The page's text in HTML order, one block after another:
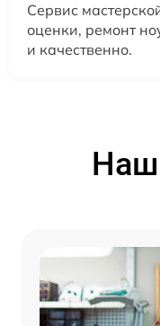
Сервис
оценки, ремонт
и качественно.